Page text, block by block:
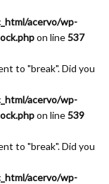
acervo/wp-
on line537
to "break". Did you
acervo/wp-
on line539
to "break". Did you
acervo/wp-